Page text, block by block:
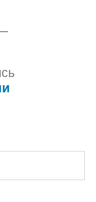
Следующая